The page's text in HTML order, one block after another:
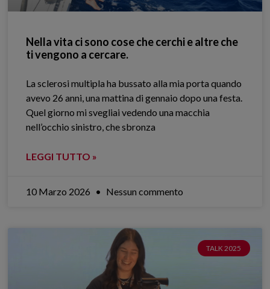
Nella vita ci sono cose che cerchi e altre che
ti vengono a cercare.
La sclerosi multipla ha bussato alla mia porta quando
avevo 26 anni, una mattina di gennaio dopo una festa.
Quel giorno mi svegliai vedendo una macchia
nell’occhio sinistro, che sbronza
LEGGI TUTTO »
10 Marzo 2026 Nessun commento
TALK 2025